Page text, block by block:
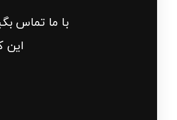
با ما تماس
این